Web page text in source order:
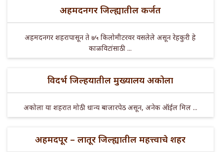
अहमदनगर जिल्ह्यातील कर्जत
अहमदनगर शहरापासून ते ७५ किलोमीटरवर वसलेले असून रेहकुरी हे
काळविटांसाठी ...
विदर्भ जिल्हयातील मुख्यालय अकोला
अकोला या शहरात मोठी धान्य बाजारपेठ असून, अनेक ऑईल मिल ...
अहमदपूर – लातूर जिल्ह्यातील महत्त्वाचे शहर